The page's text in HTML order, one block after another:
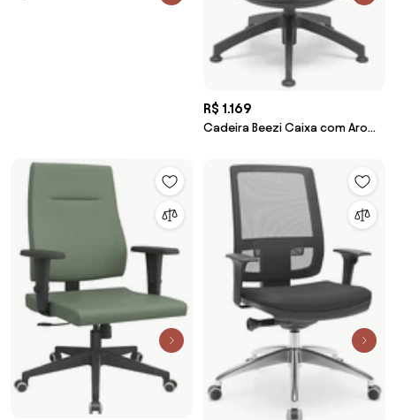
R$ 1.169
Cadeira Beezi Caixa com Aro